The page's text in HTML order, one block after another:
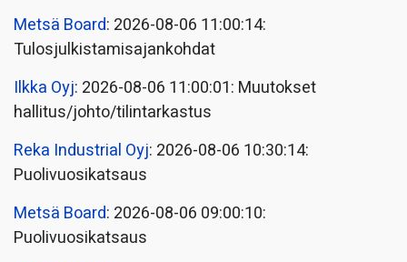
Metsä Board: 2026-08-06 11:00:14:
Tulosjulkistamisajankohdat
Ilkka Oyj: 2026-08-06 11:00:01: Muutokset
hallitus/johto/tilintarkastus
Reka Industrial Oyj: 2026-08-06 10:30:14:
Puolivuosikatsaus
Metsä Board: 2026-08-06 09:00:10:
Puolivuosikatsaus